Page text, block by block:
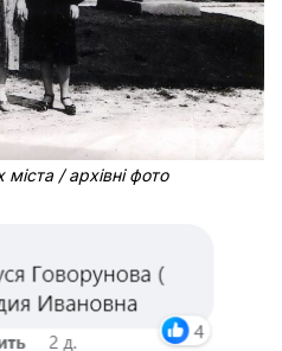
/ архівні фото